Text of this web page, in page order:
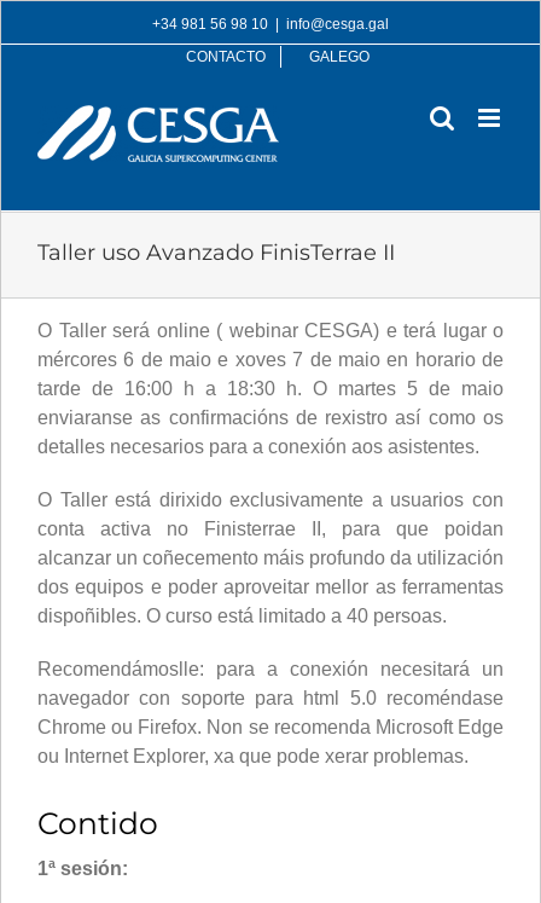
to
+34 981 56 98 10
info@cesga.gal
CONTACTO
GALEGO
Taller uso Avanzado FinisTerrae II
O Taller será online ( webinar CESGA) e terá lugar o
mércores 6 de maio e xoves 7 de maio en horario de
tarde de 16:00 h a 18:30 h. O martes 5 de maio
enviaranse as confirmacións de rexistro así como os
detalles necesarios para a conexión aos asistentes.
O Taller está dirixido exclusivamente a usuarios con
conta activa no Finisterrae II, para que poidan
alcanzar un coñecemento máis profundo da utilización
dos equipos e poder aproveitar mellor as ferramentas
dispoñibles. O curso está limitado a 40 persoas.
Recomendámoslle: para a conexión necesitará un
navegador con soporte para html 5.0 recoméndase
Chrome ou Firefox. Non se recomenda Microsoft Edge
ou Internet Explorer, xa que pode xerar problemas.
Contido
1ª sesión: